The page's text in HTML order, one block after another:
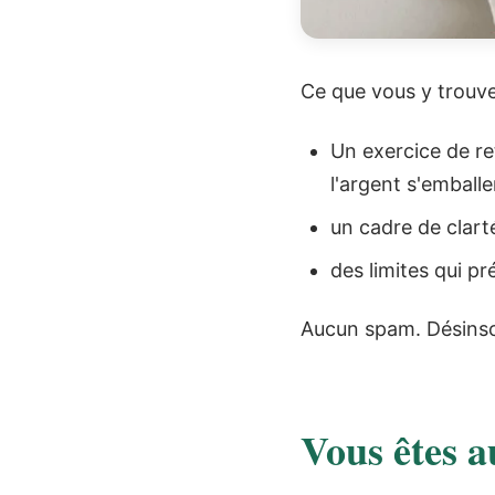
Ce que vous y
Un exercice de
l'argent
un cadre de
des limites qui
Aucun spam.
Vous êtes